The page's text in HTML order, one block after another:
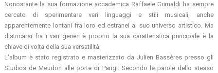
Nonostante la sua formazione accademica Raffaele Grimaldi ha sempre
cercato di sperimentare vari linguaggi e stili musicali, anche
apparentemente lontani fra loro ed estranei al suo universo artistico. Ma
districarsi fra i vari generi è proprio la sua caratteristica principale è la
chiave di volta della sua versatilità.
L’album è stato registrato e masterizzato da Julien Bassères presso gli
Studios de Meudon alle porte di Parigi. Secondo le parole dello stesso